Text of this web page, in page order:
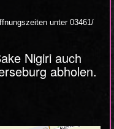
unter 03461/
Nigiri auch
abholen.